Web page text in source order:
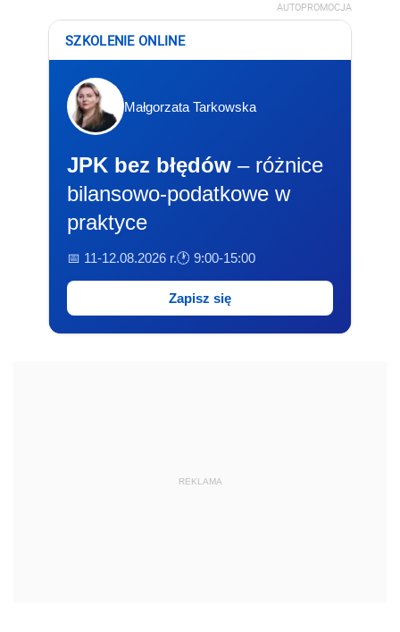
AUTOPROMOCJA
SZKOLENIE ONLINE
Małgorzata Tarkowska
JPK bez błędów – różnice
bilansowo-podatkowe w
praktyce
📅 11-12.08.2026 r.🕐 9:00-15:00
Zapisz się
REKLAMA